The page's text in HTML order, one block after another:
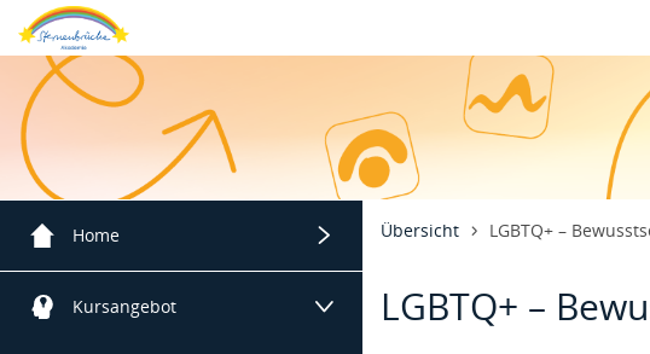
Home
Unsere Akademie
Kursangebot
Übersicht LGBTQ+ –
LGBTQ+ –
9. November 2026